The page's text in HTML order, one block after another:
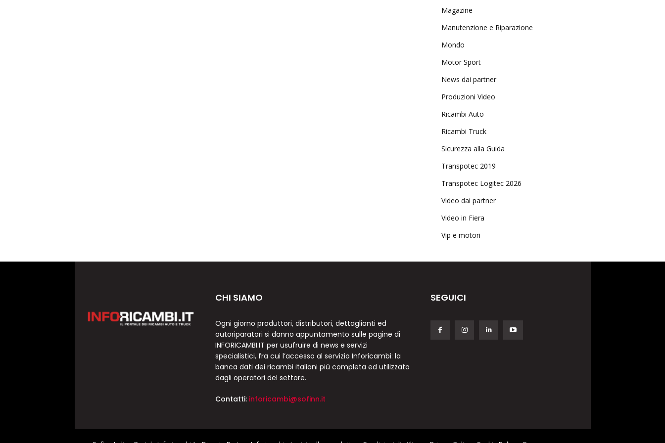
Magazine
Manutenzione e Riparazione
Mondo
Motor Sport
News dai partner
Produzioni Video
Ricambi Auto
Ricambi Truck
Sicurezza alla Guida
Transpotec 2019
Transpotec Logitec 2026
Video dai partner
Video in Fiera
Vip e motori
CHI SIAMO
Ogni giorno produttori, distributori, dettaglianti ed
autoriparatori si danno appuntamento sulle pagine di
INFORICAMBI.IT per usufruire di news e servizi
specialistici, fra cui l’accesso al servizio Inforicambi: la
banca dati dei ricambi italiani più completa ed utilizzata
dagli operatori del settore.
Contatti: inforicambi@sofinn.it
SEGUICI